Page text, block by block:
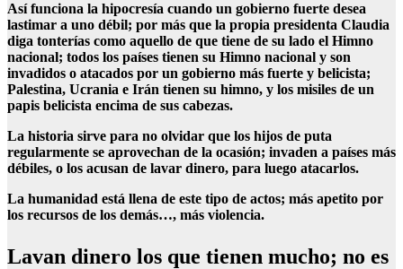
Así funciona la hipocresía cuando un gobierno fuerte desea
lastimar a uno débil; por más que la propia presidenta Claudia
diga tonterías como aquello de que tiene de su lado el Himno
nacional; todos los países tienen su Himno nacional y son
invadidos o atacados por un gobierno más fuerte y belicista;
Palestina, Ucrania e Irán tienen su himno, y los misiles de un
papis belicista encima de sus cabezas.
La historia sirve para no olvidar que los hijos de puta
regularmente se aprovechan de la ocasión; invaden a países más
débiles, o los acusan de lavar dinero, para luego atacarlos.
La humanidad está llena de este tipo de actos; más apetito por
los recursos de los demás…, más violencia.
Lavan dinero los que tienen mucho; no es